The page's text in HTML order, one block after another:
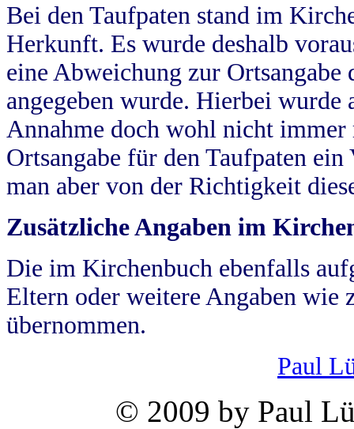
Bei den Taufpaten stand im
Herkunft. Es wurde deshalb
eine Abweichung zur
angegeben wurde. Hierbei wurde
Annahme doch wohl nicht
Ortsangabe für den Taufpaten
man aber von der Richtigkeit
Zusätzliche Angaben im
Die im Kirchenbuch ebenfalls
Eltern oder weitere Angaben wie
übernommen.
Paul
© 2009 by Paul